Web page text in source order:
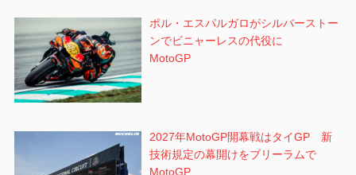
ポル・エスパルガロがシルバーストー
ンでビニャーレスの代役に
MotoGP
2027年MotoGP開幕戦はタイGP 新
技術規定の幕開けをブリーラムで
MotoGP